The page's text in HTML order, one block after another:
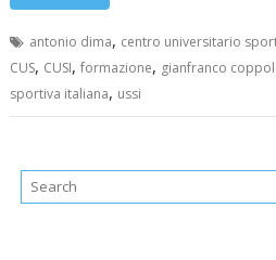
antonio dima, centro universitario
CUS, CUSI,formazione, gianfranco
sportiva italiana, ussi